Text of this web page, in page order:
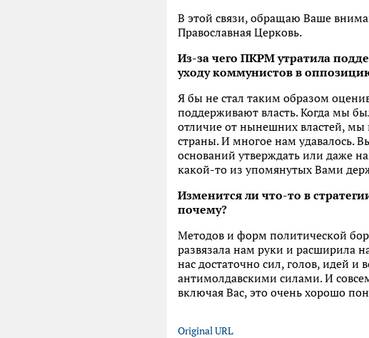
В этой связи, обращаю Ваше
Православная Церковь.
Из-за чего ПКРМ утратила
уходу коммунистов в
Я бы не стал таким образом
поддерживают власть. Когда мы
отличие от нынешних властей, мы
страны. И многое нам удавалось.
оснований утверждать или даже
какой-то из упомянутых Вами
Изменится ли что-то в
почему?
Методов и форм политической
развязала нам руки и расширила
нас достаточно сил, голов, идей и
антимолдавскими силами. И
включая Вас, это очень хорошо
Original URL